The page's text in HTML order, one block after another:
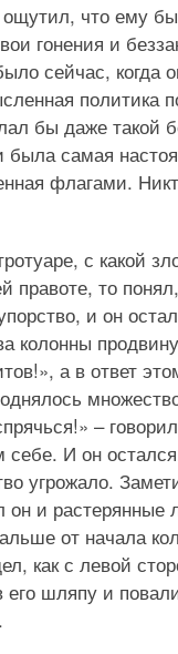
что ему
гонения и
сейчас, когда
политика
бы даже такой
была самая
флагами.
с какой
правоте, то
и он
колонны
а в ответ
–
себе. И он
угрожало.
и растерянные
от начала
как с левой
шляпу и